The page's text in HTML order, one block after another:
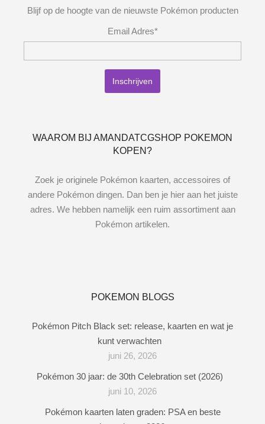
Blijf op de hoogte van de nieuwste Pokémon producten
Email Adres*
WAAROM BIJ AMANDATCGSHOP POKEMON
KOPEN?
Zoek je originele Pokémon kaarten, accessoires of
andere Pokémon dingen. Dan ben je hier aan het juiste
adres. We hebben namelijk een ruim assortiment aan
Pokémon artikelen.
POKEMON BLOGS
Pokémon Pitch Black set: release, kaarten en wat je
kunt verwachten
juni 26, 2026
Pokémon 30 jaar: de 30th Celebration set (2026)
juni 10, 2026
Pokémon kaarten laten graden: PSA en beste